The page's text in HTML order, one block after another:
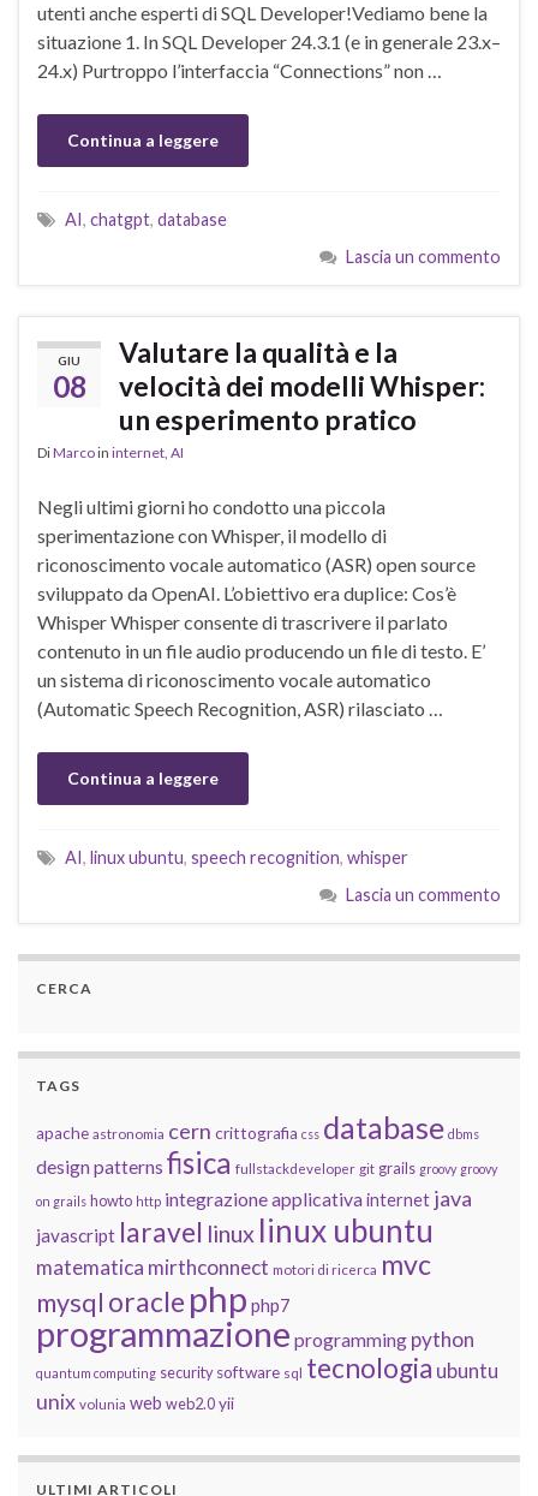
utenti anche esperti di SQL Developer!Vediamo bene la
situazione 1. In SQL Developer 24.3.1 (e in generale 23.x–
24.x) Purtroppo l’interfaccia “Connections” non …
Continua a leggere
AI, chatgpt, database
Lascia un commento
GIU
08
Valutare la qualità e la
velocità dei modelli Whisper:
un esperimento pratico
DiMarcoin internet, AI
Negli ultimi giorni ho condotto una piccola
sperimentazione con Whisper, il modello di
riconoscimento vocale automatico (ASR) open source
sviluppato da OpenAI. L’obiettivo era duplice: Cos’è
Whisper Whisper consente di trascrivere il parlato
contenuto in un file audio producendo un file di testo. E’
un sistema di riconoscimento vocale automatico
(Automatic Speech Recognition, ASR) rilasciato …
Continua a leggere
AI, linux ubuntu, speech recognition, whisper
Lascia un commento
CERCA
TAGS
apache astronomia cern crittografia css database dbms
design patterns fisica fullstackdeveloper git grails groovy groovy
on grails howto http integrazione applicativainternet java
javascript laravel linux linux ubuntu
matematica mirthconnect motori di ricerca mvc
mysql oracle php php7
programmazione programming python
quantum computing security software sql tecnologia ubuntu
unix volunia web web2.0 yii
ULTIMI ARTICOLI